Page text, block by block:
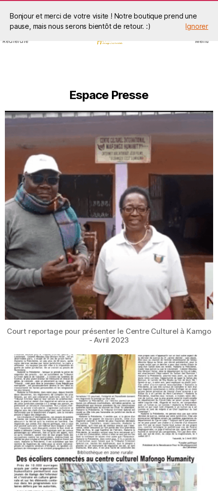
Bonjour et merci de votre visite ! Notre boutique prend une
pause, mais nous serons bientôt de retour. :)
Ignorer
Recherche Menu
Espace Presse
Court reportage pour présenter le Centre Culturel à Kamgo
- Avril 2023